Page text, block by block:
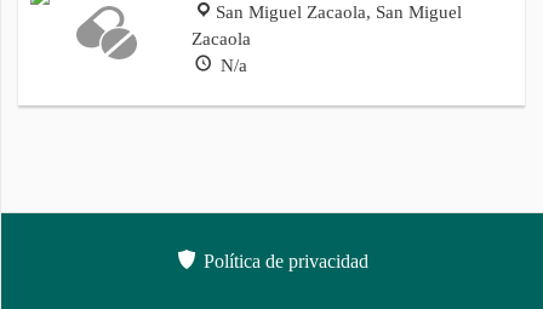
San Miguel Zacaola, San Miguel
Zacaola
N/a
Política de privacidad